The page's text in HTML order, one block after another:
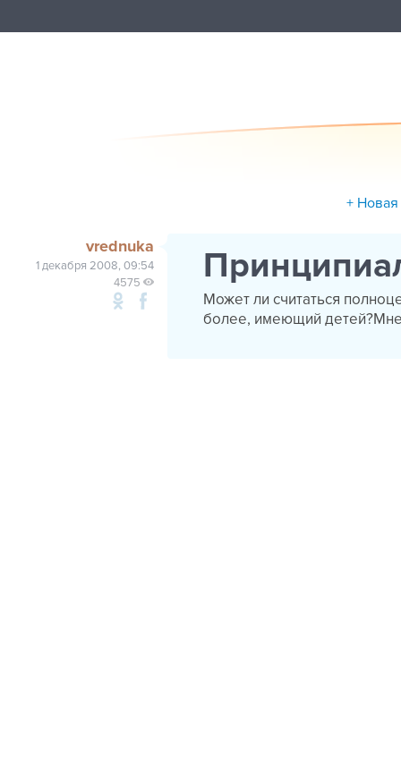
+ Новая
vrednuka
1 декабря 2008, 09:54
4575
Может ли считаться
более, имеющий